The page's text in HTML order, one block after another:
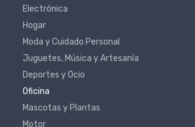
Electrónica
Hogar
Moda y Cuidado Personal
Juguetes, Música y Artesanía
Deportes y Ocio
Oficina
Mascotas y Plantas
Motor